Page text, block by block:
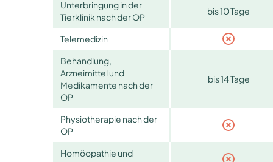
Unterbringung in der
Tierklinik nach der OP
bis 10 Tage
Telemedizin
Behandlung,
Arzneimittel und
Medikamente nach der
OP
bis 14 Tage
Physiotherapie nach der
OP
Homöopathie und